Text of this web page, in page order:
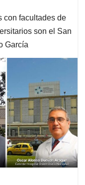
con facultades de
son el San
García